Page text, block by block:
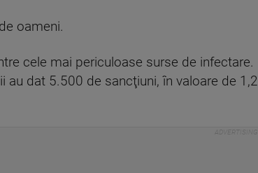
oameni.
cele mai periculoase surse de infectare.
au dat 5.500 de sancţiuni, în valoare de 1,2